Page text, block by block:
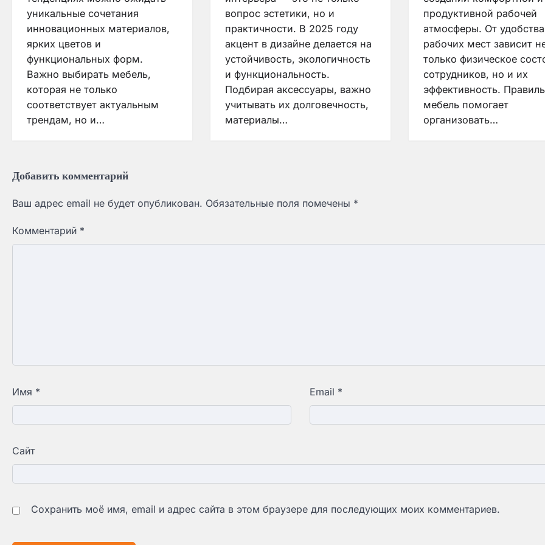
уникальные сочетания
инновационных материалов,
ярких цветов и
функциональных форм.
Важно выбирать мебель,
которая не только
соответствует актуальным
трендам, но и…
вопрос эстетики, но и
практичности. В 2025 году
акцент в дизайне делается на
устойчивость, экологичность
и функциональность.
Подбирая аксессуары, важно
учитывать их долговечность,
материалы…
продуктивной рабочей
атмосферы. От удобства
рабочих мест зависит
только физическое
сотрудников, но и их
эффективность.
мебель помогает
организовать…
Добавить комментарий
Ваш адрес email не будет опубликован. Обязательные поля помечены *
Комментарий *
Имя * Email *
Сайт
Сохранить моё имя, email и адрес сайта в этом браузере для последующих моих комментариев.